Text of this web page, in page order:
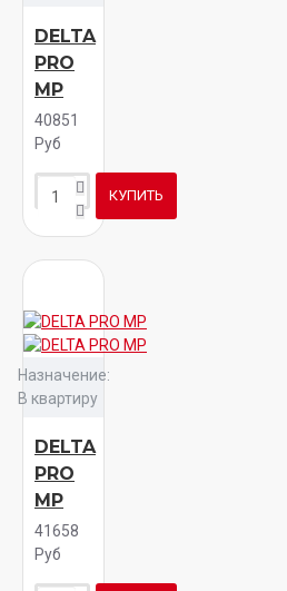
DELTA
PRO
MP
40851
Руб
КУПИТЬ
Назначение:
В квартиру
DELTA
PRO
MP
41658
Руб